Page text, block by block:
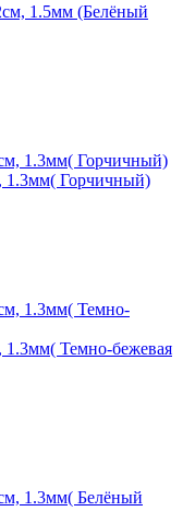
1.5мм (Белёный
1.3мм( Горчичный)
1.3мм( Темно-бежевая